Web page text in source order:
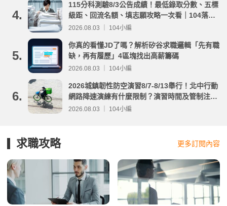
4.
115分科測驗8/3公告成績！最低錄取分數、五標
級距、回流名額、填志願攻略一次看｜104落點
分析
2026.08.03 ｜ 104小編
5.
你真的看懂JD了嗎？解析矽谷求職邏輯「先有職
缺，再有履歷」4區塊找出高薪籌碼
2026.08.03 ｜ 104小編
6.
2026城鎮韌性防空演習8/7-8/13舉行！北中行動
網路降速演練有什麼限制？演習時間及管制注意
事項整理
2026.08.03 ｜ 104小編
求職攻略 更多訂閱內容